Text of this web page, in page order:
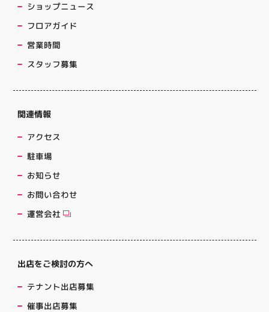
ショップニュース
フロアガイド
営業時間
スタッフ募集
関連情報
アクセス
駐車場
お知らせ
お問い合わせ
運営会社
出店をご検討の方へ
テナント出店募集
催事出店募集